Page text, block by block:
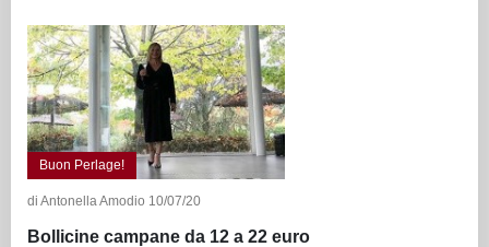
Buon Perlage!
di Antonella Amodio 10/07/20
Bollicine campane da 12 a 22 euro